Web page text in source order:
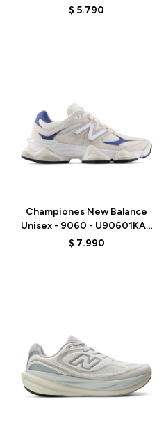
GREY
$ 5.790
Championes New Balance
Unisex - 9060 - U90601KA -
BEIGE/AZUL
$ 7.990